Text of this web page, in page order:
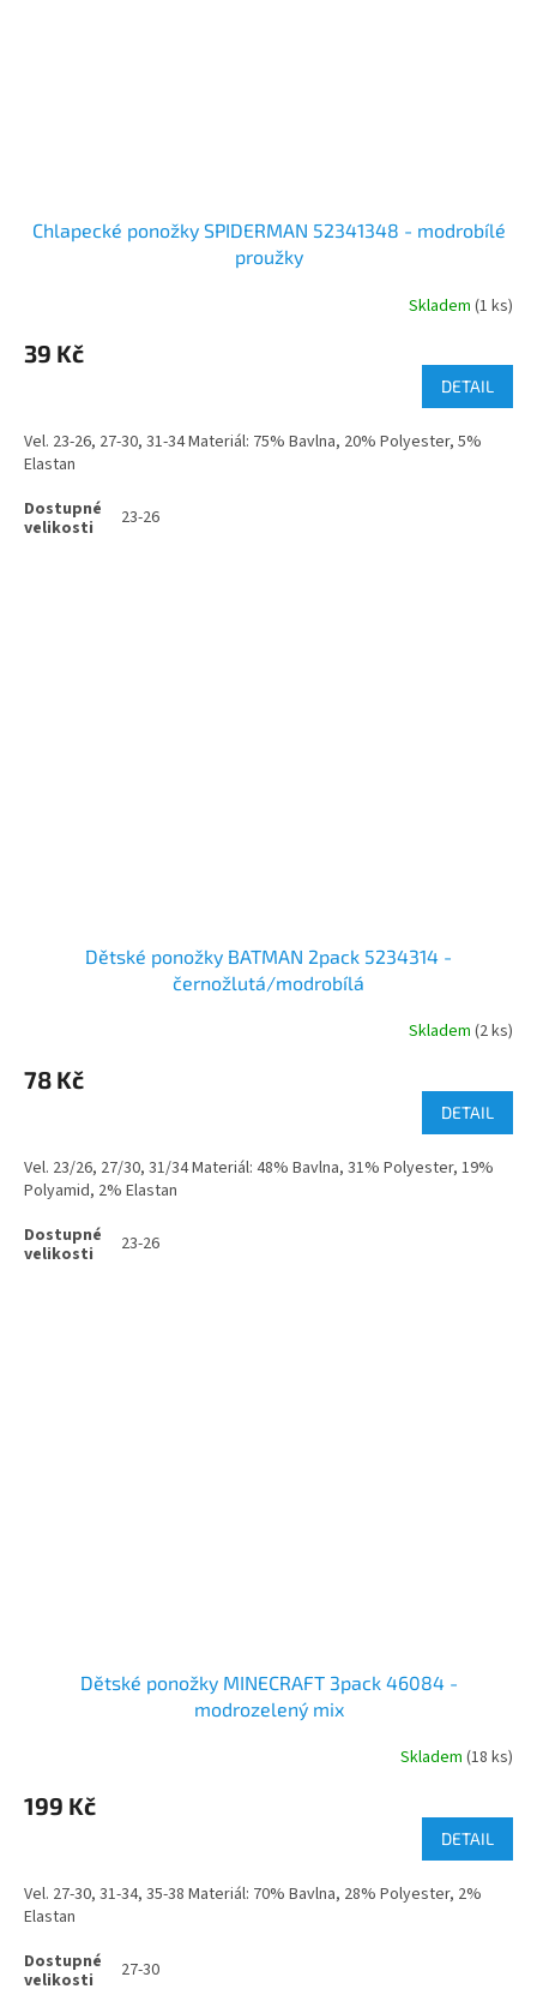
Chlapecké ponožky SPIDERMAN 52341348 - modrobílé
proužky
Skladem (1 ks)
39 Kč
DETAIL
Vel. 23-26, 27-30, 31-34 Materiál: 75% Bavlna, 20% Polyester, 5%
Elastan
23-26
Dětské ponožky BATMAN 2pack 5234314 -
černožlutá/modrobílá
Skladem (2 ks)
78 Kč
DETAIL
Vel. 23/26, 27/30, 31/34 Materiál: 48% Bavlna, 31% Polyester, 19%
Polyamid, 2% Elastan
23-26
Dětské ponožky MINECRAFT 3pack 46084 -
modrozelený mix
Skladem (18 ks)
199 Kč
DETAIL
Vel. 27-30, 31-34, 35-38 Materiál: 70% Bavlna, 28% Polyester, 2%
Elastan
27-30